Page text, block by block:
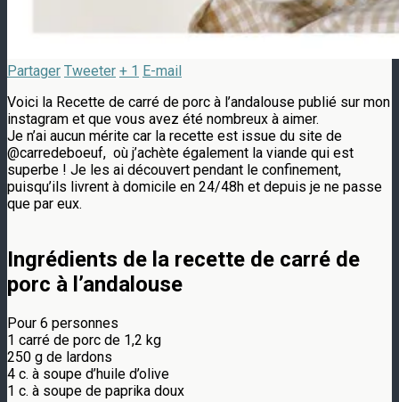
Partager Tweeter + 1 E-mail
Voici la Recette de carré de porc à l’andalouse publié sur mon
instagram et que vous avez été nombreux à aimer.
Je n’ai aucun mérite car la recette est issue du site de
@carredeboeuf, où j’achète également la viande qui est
superbe ! ⁣Je les ai découvert pendant le confinement,
puisqu’ils livrent à domicile en 24/48h et depuis je ne passe
que par eux.
Ingrédients de la recette de carré de
porc à l’andalouse⁣
Pour 6 personnes
1 carré de porc de 1,2 kg⁣
250 g de lardons⁣
4 c. à soupe d’huile d’olive⁣
1 c. à soupe de paprika doux⁣